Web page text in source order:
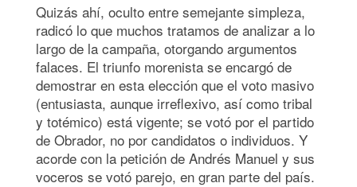
Quizás ahí, oculto entre semejante simpleza,
radicó lo que muchos tratamos de analizar a lo
largo de la campaña, otorgando argumentos
falaces. El triunfo morenista se encargó de
demostrar en esta elección que el voto masivo
(entusiasta, aunque irreflexivo, así como tribal
y totémico) está vigente; se votó por el partido
de Obrador, no por candidatos o individuos. Y
acorde con la petición de Andrés Manuel y sus
voceros se votó parejo, en gran parte del país.